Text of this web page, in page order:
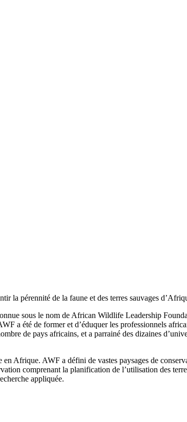
la pérennité de la faune et des terres sauvages
sous le nom de African Wildlife Leadership
a été de former et d’éduquer les professionnels
de pays africains, et a parrainé des dizaines
Afrique. AWF a défini de vastes paysages de
comprenant la planification de l’utilisation des
appliquée.